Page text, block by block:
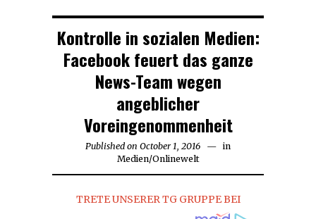
Kontrolle in sozialen Medien:
Facebook feuert das ganze
News-Team wegen
angeblicher
Voreingenommenheit
Published on October 1, 2016 October
in
Medien/Onlinewelt
TRETE UNSERER TG GRUPPE BEI